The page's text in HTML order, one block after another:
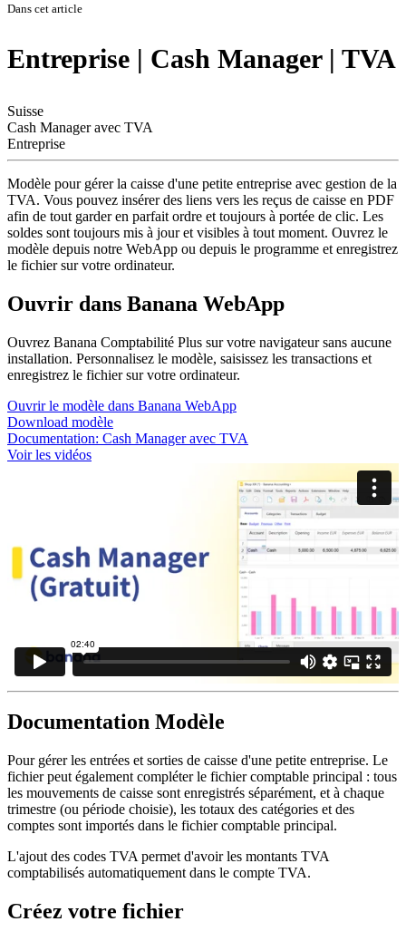
Dans cet article
Entreprise | Cash Manager | TVA
Suisse
Cash Manager avec TVA
Entreprise
Modèle pour gérer la caisse d'une petite entreprise avec gestion de la
TVA. Vous pouvez insérer des liens vers les reçus de caisse en PDF
afin de tout garder en parfait ordre et toujours à portée de clic. Les
soldes sont toujours mis à jour et visibles à tout moment. Ouvrez le
modèle depuis notre WebApp ou depuis le programme et enregistrez
le fichier sur votre ordinateur.
Ouvrir dans Banana WebApp
Ouvrez Banana Comptabilité Plus sur votre navigateur sans aucune
installation. Personnalisez le modèle, saisissez les transactions et
enregistrez le fichier sur votre ordinateur.
Ouvrir le modèle dans Banana WebApp
Download modèle
Documentation: Cash Manager avec TVA
Voir les vidéos
Documentation Modèle
Pour gérer les entrées et sorties de caisse d'une petite entreprise. Le
fichier peut également compléter le fichier comptable principal : tous
les mouvements de caisse sont enregistrés séparément, et à chaque
trimestre (ou période choisie), les totaux des catégories et des
comptes sont importés dans le fichier comptable principal.
L'ajout des codes TVA permet d'avoir les montants TVA
comptabilisés automatiquement dans le compte TVA.
Créez votre fichier